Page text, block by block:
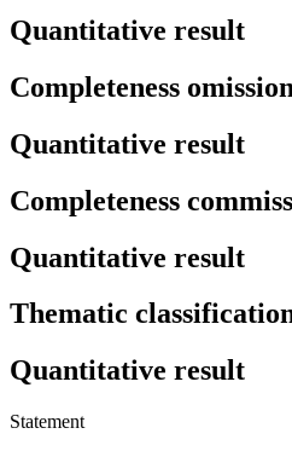
Quantitative result
Completeness omission
Quantitative result
Completeness
Quantitative result
Thematic
Quantitative result
Statement